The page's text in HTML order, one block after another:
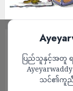
ပြည်သူနှင့်အတူ
သင်၏ကူညီ